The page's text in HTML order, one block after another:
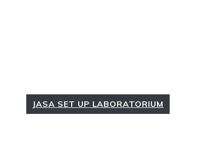
JASA SET UP LABORATORIUM